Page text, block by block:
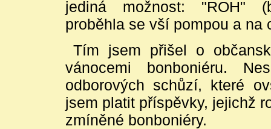
jediná možnost: "ROH"
proběhla se vší pompou a na
Tím jsem přišel o
vánocemi bonboniéru.
odborových schůzí, které
jsem platit příspěvky, jejichž
zmíněné bonboniéry.